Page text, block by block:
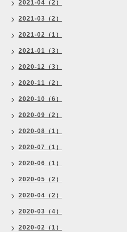
2021-04（2）
2021-03（2）
2021-02（1）
2021-01（3）
2020-12（3）
2020-11（2）
2020-10（6）
2020-09（2）
2020-08（1）
2020-07（1）
2020-06（1）
2020-05（2）
2020-04（2）
2020-03（4）
2020-02（1）